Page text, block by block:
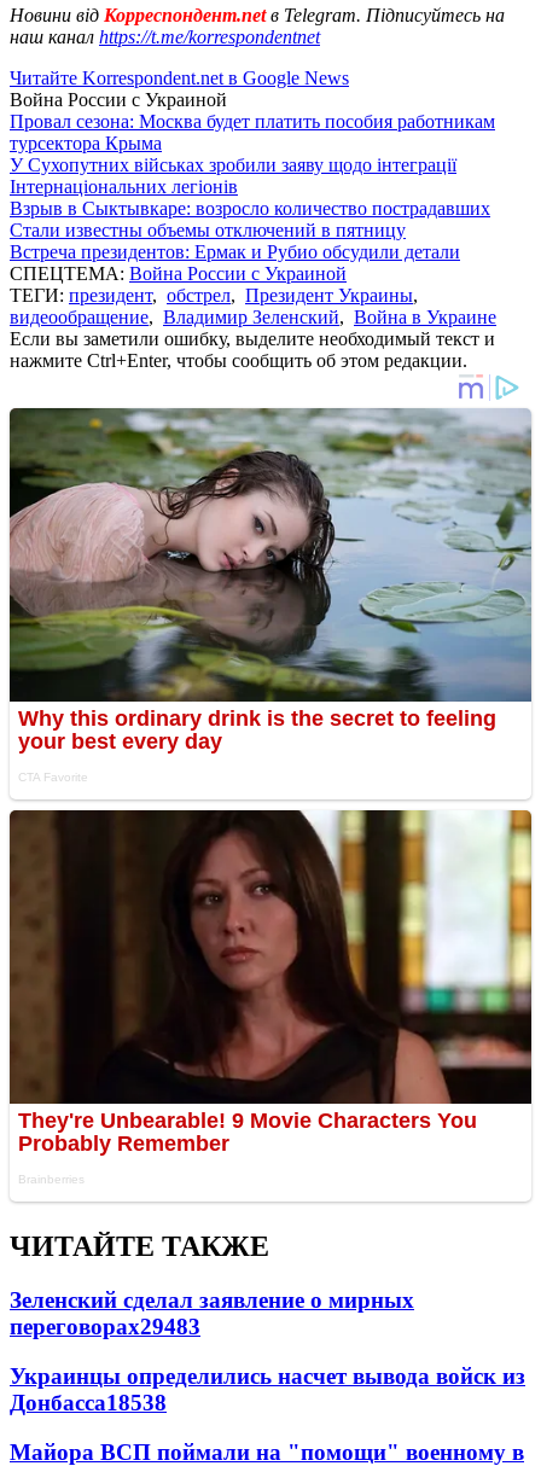
Новини від Корреспондент.netв Telegram. Підписуйтесь на
наш канал https://t.me/korrespondentnet
Читайте Korrespondent.net в Google News
Война России с Украиной
Провал сезона: Москва будет платить пособия работникам
турсектора Крыма
У Сухопутних військах зробили заяву щодо інтеграції
Інтернаціональних легіонів
Взрыв в Сыктывкаре: возросло количество пострадавших
Стали известны объемы отключений в пятницу
Встреча президентов: Ермак и Рубио обсудили детали
СПЕЦТЕМА: Война России с Украиной
ТЕГИ: президент, обстрел, Президент Украины,
видеообращение, Владимир Зеленский, Война в Украине
Если вы заметили ошибку, выделите необходимый текст и
нажмите Ctrl+Enter, чтобы сообщить об этом редакции.
ЧИТАЙТЕ ТАКЖЕ
Зеленский сделал заявление о мирных
переговорах29483
Украинцы определились насчет вывода войск из
Донбасса18538
Майора ВСП поймали на "помощи" военному в